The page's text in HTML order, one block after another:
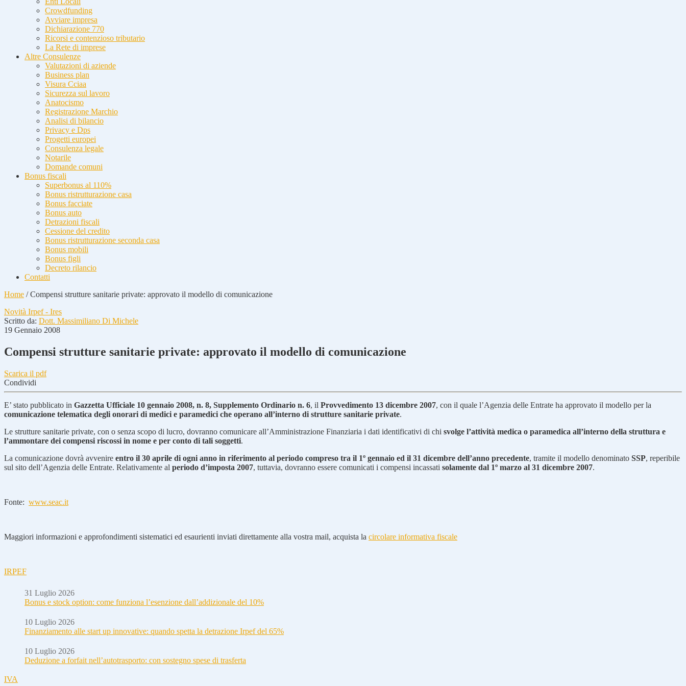
Crowdfunding
Avviare impresa
Dichiarazione 770
Ricorsi e contenzioso tributario
La Rete di imprese
Altre Consulenze
Valutazioni di aziende
Business plan
Visura Cciaa
Sicurezza sul lavoro
Anatocismo
Registrazione Marchio
Analisi di bilancio
Privacy e Dps
Progetti europei
Consulenza legale
Notarile
Domande comuni
Bonus fiscali
Superbonus al 110%
Bonus ristrutturazione casa
Bonus facciate
Bonus auto
Detrazioni fiscali
Cessione del credito
Bonus ristrutturazione seconda casa
Bonus mobili
Bonus figli
Decreto rilancio
Contatti
Home /Compensi strutture sanitarie private: approvato il modello di comunicazione
Novità Irpef - Ires
Scritto da: Dott. Massimiliano Di Michele
19 Gennaio 2008
Compensi strutture sanitarie private: approvato il modello di comunicazione
Scarica il pdf
Condividi
E’ stato pubblicato in Gazzetta Ufficiale 10 gennaio 2008, n. 8, Supplemento Ordinario n. 6, il Provvedimento 13 dicembre 2007, con il quale l’Agenzia delle Entrate ha approvato il modello per la
comunicazione telematica degli onorari di medici e paramedici che operano all’interno di strutture sanitarie private.
Le strutture sanitarie private, con o senza scopo di lucro, dovranno comunicare all’Amministrazione Finanziaria i dati identificativi di chi svolge l’attività medica o paramedica all’interno della struttura e
l’ammontare dei compensi riscossi in nome e per conto di tali soggetti.
La comunicazione dovrà avvenire entro il 30 aprile di ogni anno in riferimento al periodo compreso tra il 1º gennaio ed il 31 dicembre dell’anno precedente, tramite il modello denominato SSP, reperibile
sul sito dell’Agenzia delle Entrate. Relativamente al periodo d’imposta 2007, tuttavia, dovranno essere comunicati i compensi incassati solamente dal 1º marzo al 31 dicembre 2007.
Fonte: www.seac.it
Maggiori informazioni e approfondimenti sistematici ed esaurienti inviati direttamente alla vostra mail, acquista la circolare informativa fiscale
IRPEF
31 Luglio 2026
Bonus e stock option: come funziona l’esenzione dall’addizionale del 10%
10 Luglio 2026
Finanziamento alle start up innovative: quando spetta la detrazione Irpef del 65%
10 Luglio 2026
Deduzione a forfait nell’autotrasporto: con sostegno spese di trasferta
IVA